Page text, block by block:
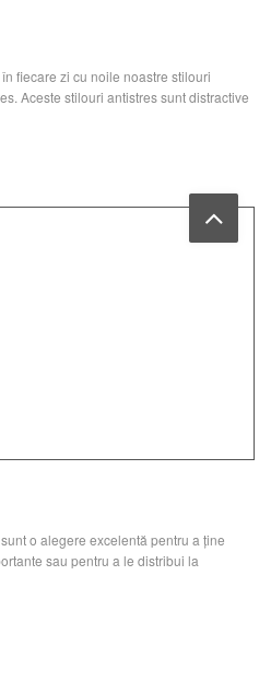
fiecare zi cu noile noastre stilouri
Aceste stilouri antistres sunt distractive
o alegere excelentă pentru a ține
sau pentru a le distribui la